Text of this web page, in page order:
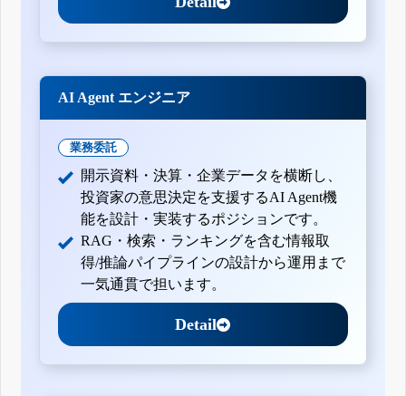
AI Agent エンジニア
業務委託
開示資料・決算・企業データを横断し、
投資家の意思決定を支援するAI Agent機
能を設計・実装するポジションです。
RAG・検索・ランキングを含む情報取
得/推論パイプラインの設計から運用まで
一気通貫で担います。
Detail